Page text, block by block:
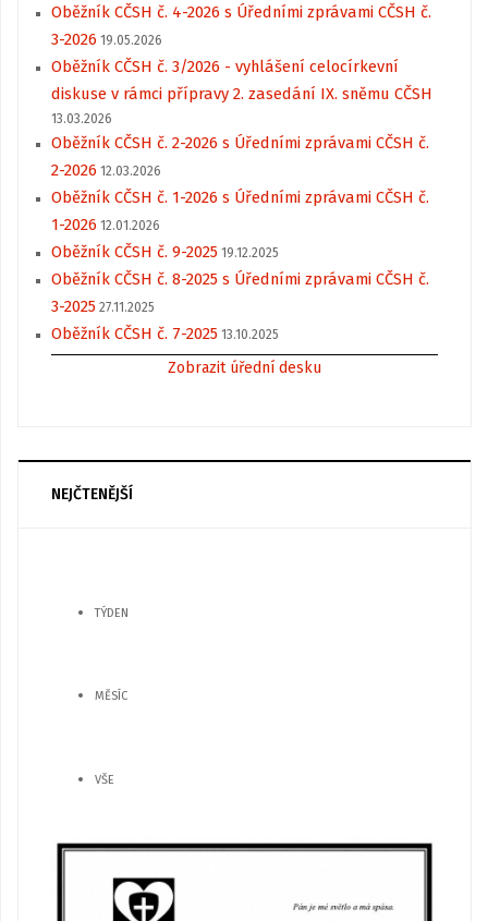
Oběžník CČSH č. 4-2026 s Úředními zprávami CČSH č.
3-2026 19.05.2026
Oběžník CČSH č. 3/2026 - vyhlášení celocírkevní
diskuse v rámci přípravy 2. zasedání IX. sněmu CČSH
13.03.2026
Oběžník CČSH č. 2-2026 s Úředními zprávami CČSH č.
2-2026 12.03.2026
Oběžník CČSH č. 1-2026 s Úředními zprávami CČSH č.
1-2026 12.01.2026
Oběžník CČSH č. 9-2025 19.12.2025
Oběžník CČSH č. 8-2025 s Úředními zprávami CČSH č.
3-2025 27.11.2025
Oběžník CČSH č. 7-2025 13.10.2025
Zobrazit úřední desku
NEJČTENĚJŠÍ
TÝDEN
MĚSÍC
VŠE